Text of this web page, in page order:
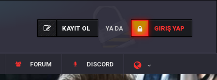
KAYIT OL YA DA GIRIŞ YAP
FORUM DISCORD